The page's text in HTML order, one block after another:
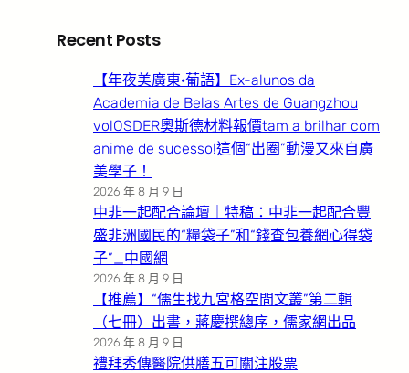
Recent Posts
【年夜美廣東·葡語】Ex-alunos da
Academia de Belas Artes de Guangzhou
volOSDER奧斯德材料報價tam a brilhar com
anime de sucesso!這個“出圈”動漫又來自廣
美學子！
2026 年 8 月 9 日
中非一起配合論壇｜特稿：中非一起配合豐
盛非洲國民的“糧袋子”和“錢查包養網心得袋
子”_中國網
2026 年 8 月 9 日
【推薦】“儒生找九宮格空間文叢”第二輯
（七冊）出書，蔣慶撰總序，儒家網出品
2026 年 8 月 9 日
禮拜秀傳醫院供膳五可關注股票